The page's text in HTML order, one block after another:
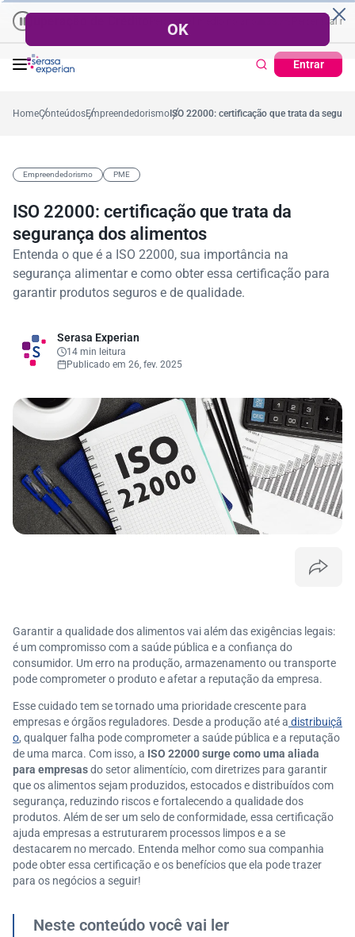
de Crédito
Entrar
mês Cartão de Crédito | Cadastro Positivo Ticket Médio
HomeConteúdosEmpreendedorismo ISO 22000: certificação que trata da
Empreendedorismo PME
ISO 22000: certificação que trata da
segurança dos alimentos
Entenda o que é a ISO 22000, sua importância na
segurança alimentar e como obter essa certificação para
garantir produtos seguros e de qualidade.
Serasa Experian
14 min leitura
Publicado em 26, fev. 2025
Garantir a qualidade dos alimentos vai além das exigências legais:
é um compromisso com a saúde pública e a confiança do
consumidor. Um erro na produção, armazenamento ou transporte
pode comprometer o produto e afetar a reputação da empresa.
Esse cuidado tem se tornado uma prioridade crescente para
empresas e órgãos reguladores. Desde a produção até a distribuiçã
o, qualquer falha pode comprometer a saúde pública e a reputação
de uma marca. Com isso, a ISO 22000 surge como uma aliada
para empresasdo setor alimentício, com diretrizes para garantir
que os alimentos sejam produzidos, estocados e distribuídos com
segurança, reduzindo riscos e fortalecendo a qualidade dos
produtos. Além de ser um selo de conformidade, essa certificação
ajuda empresas a estruturarem processos limpos e a se
destacarem no mercado. Entenda melhor como sua companhia
pode obter essa certificação e os benefícios que ela pode trazer
para os negócios a seguir!
Neste conteúdo você vai ler